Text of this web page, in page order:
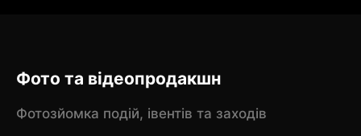
Фото та відеопродакшн
Фотозйомка подій, івентів та заходів